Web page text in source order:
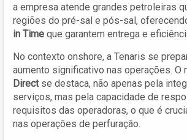
a empresa atende grandes petroleiras
regiões do pré-sal e pós-sal,
in Time que garantem entrega e
No contexto onshore, a Tenaris se
aumento significativo nas operações. O
Directse destaca, não apenas pela
serviços, mas pela capacidade de
requisitos das operadoras, o que é
nas operações de perfuração.